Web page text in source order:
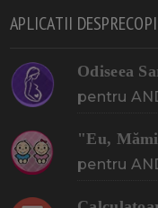
APLICATII
Odiseea
pentru
"Eu,
pentru